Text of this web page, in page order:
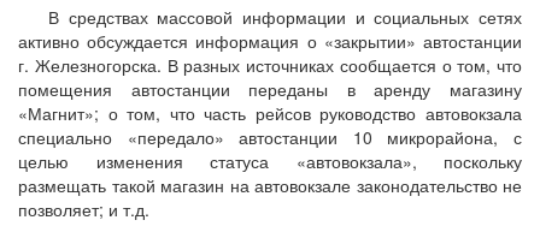
В средствах массовой информации и социальных сетях
активно обсуждается информация о «закрытии» автостанции
г. Железногорска. В разных источниках сообщается о том, что
помещения автостанции переданы в аренду магазину
«Магнит»; о том, что часть рейсов руководство автовокзала
специально «передало» автостанции 10 микрорайона, с
целью изменения статуса «автовокзала», поскольку
размещать такой магазин на автовокзале законодательство не
позволяет; и т.д.